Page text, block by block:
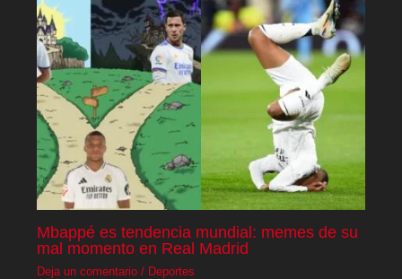
Mbappé es tendencia mundial: memes de su
mal momento en Real Madrid
Deja un comentario / Deportes